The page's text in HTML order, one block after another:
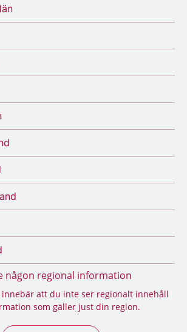
någon regional information
innebär att du inte ser regionalt innehåll
som gäller just din region.